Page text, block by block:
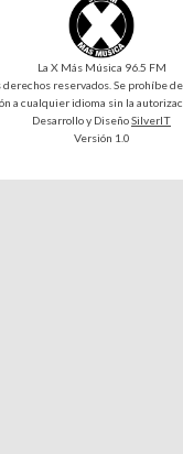
La X Más Música 96.5 FM
reservados. Se prohíbe
a cualquier idioma sin la
Desarrollo y DiseñoSilverIT
Versión 1.0